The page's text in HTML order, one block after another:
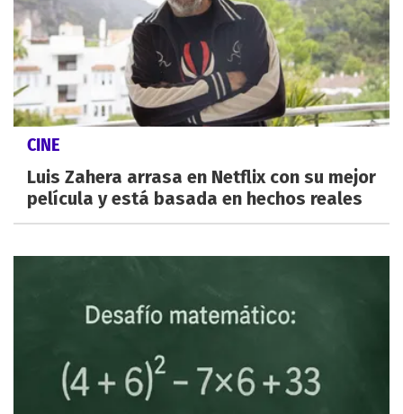
CINE
Luis Zahera arrasa en Netflix con su mejor
película y está basada en hechos reales